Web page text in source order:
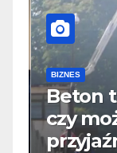
BIZNES
Beton
czy